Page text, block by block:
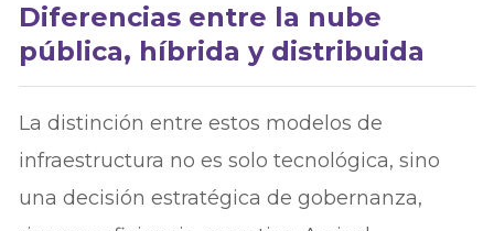
Diferencias entre la nube
pública, híbrida y distribuida
La distinción entre estos modelos de
infraestructura no es solo tecnológica, sino
una decisión estratégica de gobernanza,